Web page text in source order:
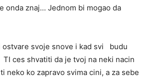
onda znaj… Jednom bi mogao da
ostvare svoje snove i kad svi budu
ces shvatiti da je tvoj na neki nacin
neko ko zapravo svima cini, a za sebe